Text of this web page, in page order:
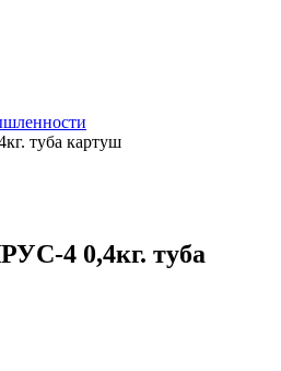
туба картуш
4 0,4кг. туба